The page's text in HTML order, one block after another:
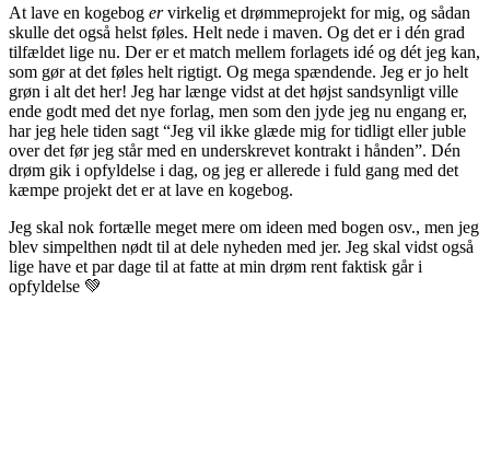
At lave en kogebog ervirkelig et drømmeprojekt for mig, og sådan
skulle det også helst føles. Helt nede i maven. Og det er i dén grad
tilfældet lige nu. Der er et match mellem forlagets idé og dét jeg kan,
som gør at det føles helt rigtigt. Og mega spændende. Jeg er jo helt
grøn i alt det her! Jeg har længe vidst at det højst sandsynligt ville
ende godt med det nye forlag, men som den jyde jeg nu engang er,
har jeg hele tiden sagt “Jeg vil ikke glæde mig for tidligt eller juble
over det før jeg står med en underskrevet kontrakt i hånden”. Dén
drøm gik i opfyldelse i dag, og jeg er allerede i fuld gang med det
kæmpe projekt det er at lave en kogebog.
Jeg skal nok fortælle meget mere om ideen med bogen osv., men jeg
blev simpelthen nødt til at dele nyheden med jer. Jeg skal vidst også
lige have et par dage til at fatte at min drøm rent faktisk går i
opfyldelse 💚